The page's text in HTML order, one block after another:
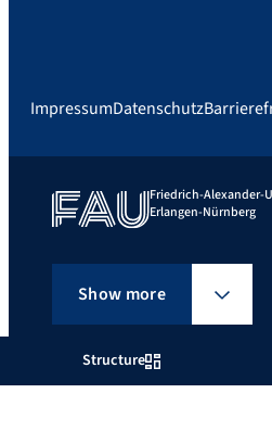
Structure
ImpressumDatenschutz
Friedrich-Alexander-
Erlangen-Nürnberg
Show more